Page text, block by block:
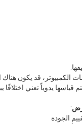
تعني اختلافًا يبلغ حوالي 3-5 سم بسبب
: